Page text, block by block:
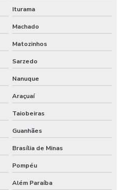
Iturama
Machado
Matozinhos
Sarzedo
Nanuque
Araçuaí
Taiobeiras
Guanhães
Brasília de Minas
Pompéu
Além Paraíba